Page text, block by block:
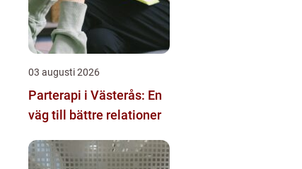
03 augusti 2026
Parterapi i Västerås: En
väg till bättre relationer